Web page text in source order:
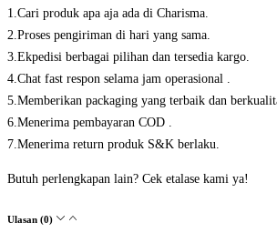
1.Cari produk apa aja ada di Charisma.
2.Proses pengiriman di hari yang sama.
3.Ekpedisi berbagai pilihan dan tersedia kargo.
4.Chat fast respon selama jam operasional .
5.Memberikan packaging yang terbaik dan
6.Menerima pembayaran COD .
7.Menerima return produk S&K berlaku.
Butuh perlengkapan lain? Cek etalase kami ya!
Ulasan (0)